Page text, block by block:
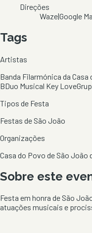
Direções
Waze|Google
Tags
Artistas
Banda Filarmónica da Casa
BDuo Musical Key Love
Tipos de Festa
Festas de São João
Organizações
Casa do Povo de São João
Sobre este
Festa em honra de São
atuações musicais e